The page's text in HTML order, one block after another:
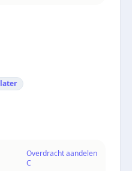
later
Overdracht aandelen
C